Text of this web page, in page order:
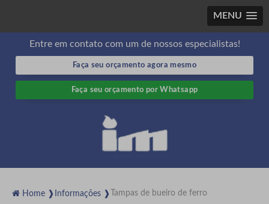
MENU
Entre em contato com um de nossos especialistas!
Faça seu orçamento agora mesmo
Faça seu orçamento por Whatsapp
Home ❱ Informações ❱ Tampas de bueiro de ferro